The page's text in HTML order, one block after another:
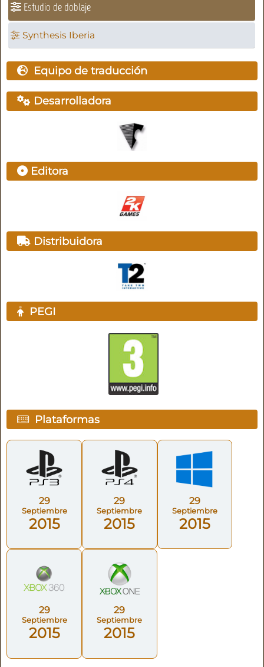
Estudio de doblaje
Synthesis Iberia
Equipo de traducción
Desarrolladora
Editora
Distribuidora
PEGI
Plataformas
29
Septiembre
2015
29
Septiembre
2015
29
Septiembre
2015
29
Septiembre
2015
29
Septiembre
2015